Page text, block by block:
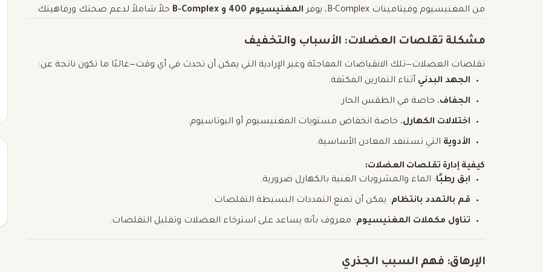
من المغنيسيوم وفيتامينات B-Complex، يوفر
المغنيسيوم 400 و B-Complex حلاً شاملاً لدعم صحتك ورفاهيتك.
مشكلة تقلصات العضلات: الأسباب والتخفيف
تقلصات العضلات—تلك الانقباضات المفاجئة وغير الإرادية التي يمكن أن تحدث في أي وقت—غالبًا ما تكون ناتجة عن:
الجهد البدني أثناء التمارين المكثفة.
الجفاف، خاصة في الطقس الحار.
اختلالات الكهارل، خاصة انخفاض مستويات المغنيسيوم أو البوتاسيوم.
الأدوية التي تستنفد المعادن الأساسية.
كيفية إدارة تقلصات العضلات:
ابق رطبًا: الماء والمشروبات الغنية بالكهارل ضرورية.
قم بالتمدد بانتظام: يمكن أن تمنع التمددات البسيطة التقلصات.
تناول مكملات المغنيسيوم: معروف بأنه يساعد على استرخاء العضلات وتقليل التقلصات.
الإرهاق: فهم السبب الجذري